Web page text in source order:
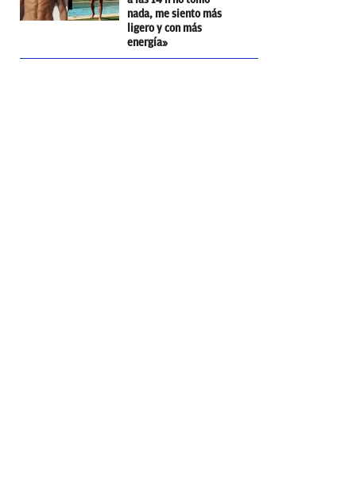
nada, me siento más
ligero y con más
energía»